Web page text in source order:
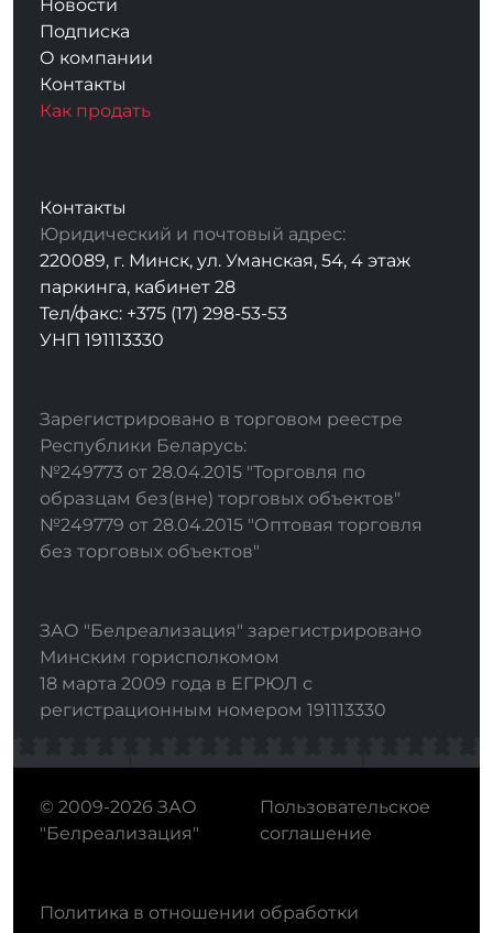
Новости
Подписка
О компании
Контакты
Как продать
Контакты
Юридический и почтовый адрес:
220089, г. Минск, ул. Уманская, 54, 4 этаж
паркинга, кабинет 28
Тел/факс: +375 (17) 298-53-53
УНП 191113330
Зарегистрировано в торговом реестре
Республики Беларусь:
№249773 от 28.04.2015 "Торговля по
образцам без(вне) торговых объектов"
№249779 от 28.04.2015 "Оптовая торговля
без торговых объектов"
ЗАО "Белреализация" зарегистрировано
Минским горисполкомом
18 марта 2009 года в ЕГРЮЛ с
регистрационным номером 191113330
© 2009-2026 ЗАО
"Белреализация"
Пользовательское
соглашение
Политика в отношении обработки